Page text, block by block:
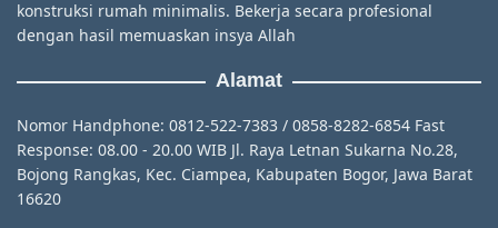
konstruksi rumah minimalis. Bekerja secara profesional
dengan hasil memuaskan insya Allah
Alamat
Nomor Handphone: 0812-522-7383 / 0858-8282-6854 Fast
Response: 08.00 - 20.00 WIB Jl. Raya Letnan Sukarna No.28,
Bojong Rangkas, Kec. Ciampea, Kabupaten Bogor, Jawa Barat
16620